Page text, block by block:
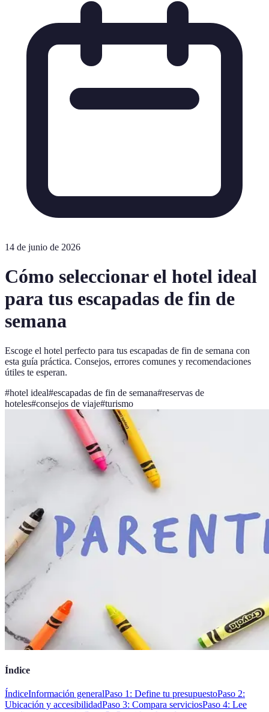
14 de junio de 2026
Cómo seleccionar el hotel ideal
para tus escapadas de fin de
semana
Escoge el hotel perfecto para tus escapadas de fin de semana con
esta guía práctica. Consejos, errores comunes y recomendaciones
útiles te esperan.
#hotel ideal#escapadas de fin de semana#reservas de
hoteles#consejos de viaje#turismo
Índice
ÍndiceInformación generalPaso 1: Define tu presupuestoPaso 2:
Ubicación y accesibilidadPaso 3: Compara serviciosPaso 4: Lee